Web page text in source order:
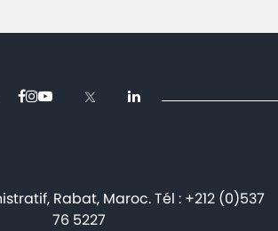
Rabat, Maroc. Tél : +212 (0)537
76 5227